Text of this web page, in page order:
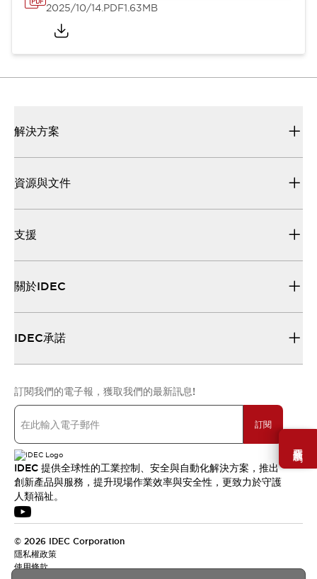
需要幫助嗎？
2025/10/14.PDF1.63MB
解決方案
資源與文件
支援
關於IDEC
IDEC承諾
訂閱我們的電子報，獲取我們的最新訊息!
訂閱
IDEC 提供全球性的工業控制、安全與自動化解決方案，推出
創新產品與服務，提升現場作業效率與安全性，更致力於守護
人類福祉。
© 2026 IDEC Corporation
隱私權政策
使用條款